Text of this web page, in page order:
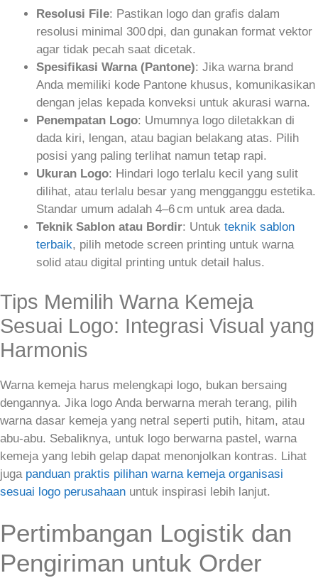
Resolusi File: Pastikan logo dan grafis dalam
resolusi minimal 300 dpi, dan gunakan format vektor
agar tidak pecah saat dicetak.
Spesifikasi Warna (Pantone): Jika warna brand
Anda memiliki kode Pantone khusus, komunikasikan
dengan jelas kepada konveksi untuk akurasi warna.
Penempatan Logo: Umumnya logo diletakkan di
dada kiri, lengan, atau bagian belakang atas. Pilih
posisi yang paling terlihat namun tetap rapi.
Ukuran Logo: Hindari logo terlalu kecil yang sulit
dilihat, atau terlalu besar yang mengganggu estetika.
Standar umum adalah 4–6 cm untuk area dada.
Teknik Sablon atau Bordir: Untuk teknik sablon
terbaik, pilih metode screen printing untuk warna
solid atau digital printing untuk detail halus.
Tips Memilih Warna Kemeja
Sesuai Logo: Integrasi Visual yang
Harmonis
Warna kemeja harus melengkapi logo, bukan bersaing
dengannya. Jika logo Anda berwarna merah terang, pilih
warna dasar kemeja yang netral seperti putih, hitam, atau
abu‑abu. Sebaliknya, untuk logo berwarna pastel, warna
kemeja yang lebih gelap dapat menonjolkan kontras. Lihat
juga panduan praktis pilihan warna kemeja organisasi
sesuai logo perusahaan untuk inspirasi lebih lanjut.
Pertimbangan Logistik dan
Pengiriman untuk Order